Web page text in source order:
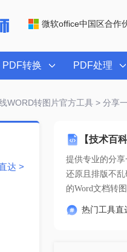
微软office中国区合作
PDF转换 PDF处理
WORD转图片官方工具> 分享
【技术百
提供专业的分享
的Word文档转
热门工具直
达 >